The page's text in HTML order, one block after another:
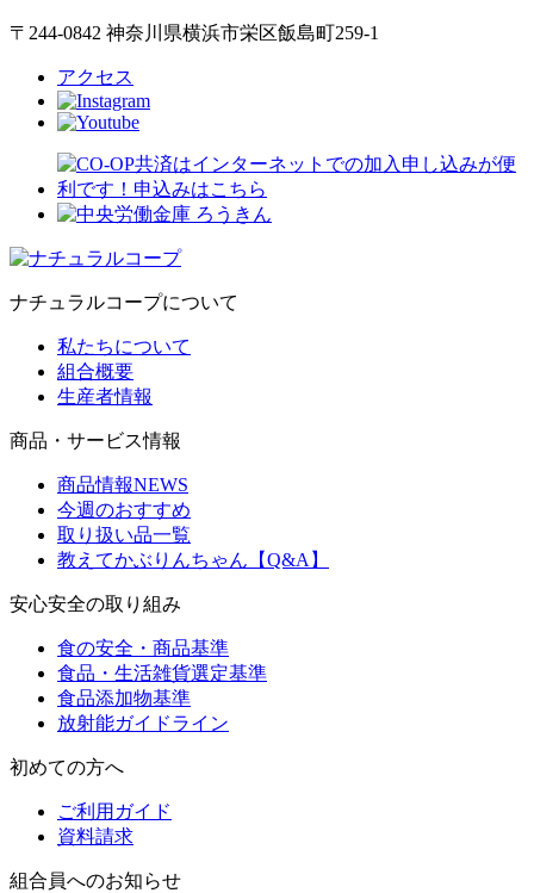
〒244-0842 神奈川県横浜市栄区飯島町259-1
アクセス
ナチュラルコープについて
私たちについて
組合概要
生産者情報
商品・サービス情報
商品情報NEWS
今週のおすすめ
取り扱い品一覧
教えてかぶりんちゃん【Q&A】
安心安全の取り組み
食の安全・商品基準
食品・生活雑貨選定基準
食品添加物基準
放射能ガイドライン
初めての方へ
ご利用ガイド
資料請求
組合員へのお知らせ